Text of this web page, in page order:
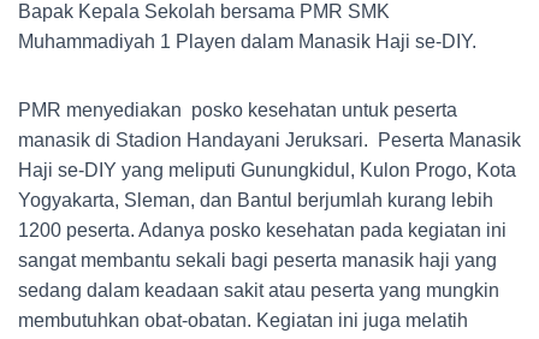
Bapak Kepala Sekolah bersama PMR SMK
Muhammadiyah 1 Playen dalam Manasik Haji se-DIY.
PMR menyediakan posko kesehatan untuk peserta
manasik di Stadion Handayani Jeruksari. Peserta Manasik
Haji se-DIY yang meliputi Gunungkidul, Kulon Progo, Kota
Yogyakarta, Sleman, dan Bantul berjumlah kurang lebih
1200 peserta. Adanya posko kesehatan pada kegiatan ini
sangat membantu sekali bagi peserta manasik haji yang
sedang dalam keadaan sakit atau peserta yang mungkin
membutuhkan obat-obatan. Kegiatan ini juga melatih